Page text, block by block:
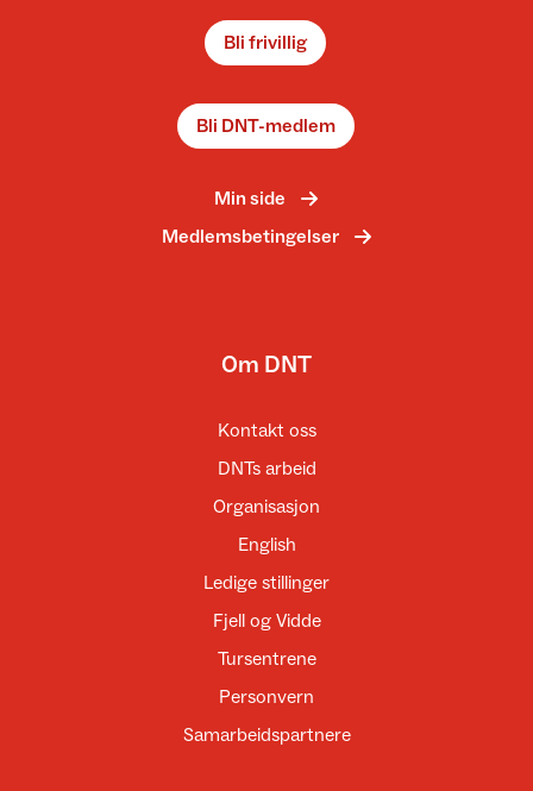
Bli frivillig
Bli DNT-medlem
Min side
Medlemsbetingelser
Om DNT
Kontakt oss
DNTs arbeid
Organisasjon
English
Ledige stillinger
Fjell og Vidde
Tursentrene
Personvern
Samarbeidspartnere